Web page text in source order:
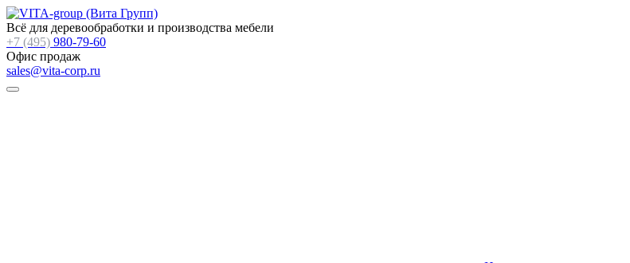
Всё для деревообработки и производства мебели
+7 (495) 980-79-60
Офис продаж
sales@vita-corp.ru